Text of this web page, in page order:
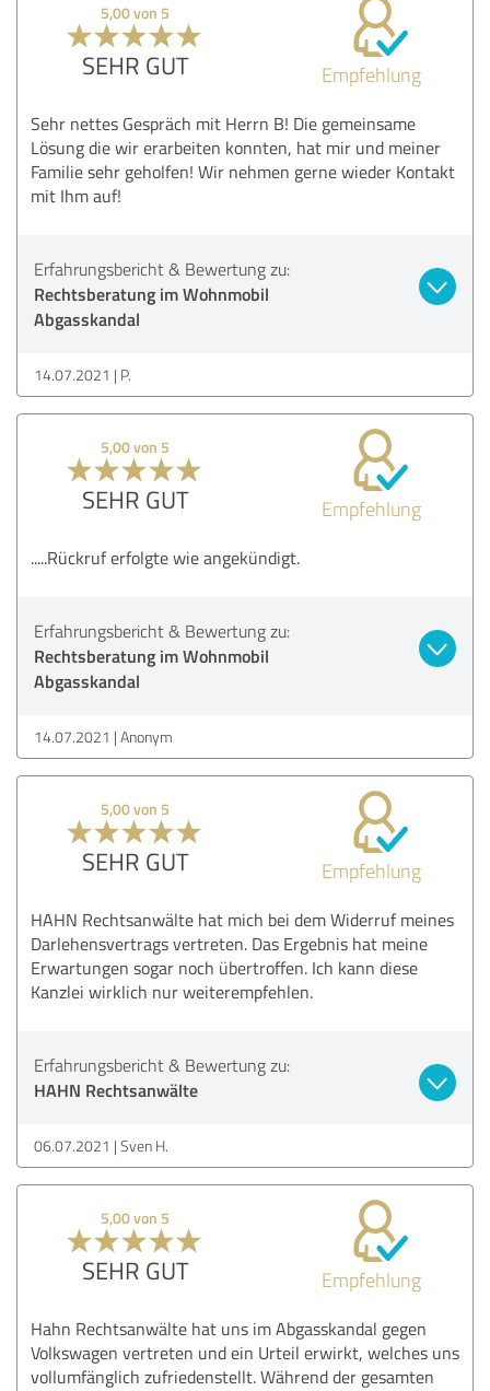
5,00 von 5
SEHR GUT Empfehlung
Sehr nettes Gespräch mit Herrn B! Die gemeinsame
Lösung die wir erarbeiten konnten, hat mir und meiner
Familie sehr geholfen! Wir nehmen gerne wieder Kontakt
mit Ihm auf!
Erfahrungsbericht & Bewertung zu:
Rechtsberatung im Wohnmobil
Abgasskandal
14.07.2021 P.
5,00 von 5
SEHR GUT Empfehlung
.....Rückruf erfolgte wie angekündigt.
Erfahrungsbericht & Bewertung zu:
Rechtsberatung im Wohnmobil
Abgasskandal
14.07.2021 Anonym
5,00 von 5
SEHR GUT Empfehlung
HAHN Rechtsanwälte hat mich bei dem Widerruf meines
Darlehensvertrags vertreten. Das Ergebnis hat meine
Erwartungen sogar noch übertroffen. Ich kann diese
Kanzlei wirklich nur weiterempfehlen.
Erfahrungsbericht & Bewertung zu:
HAHN Rechtsanwälte
06.07.2021 Sven H.
5,00 von 5
SEHR GUT Empfehlung
Hahn Rechtsanwälte hat uns im Abgasskandal gegen
Volkswagen vertreten und ein Urteil erwirkt, welches uns
vollumfänglich zufriedenstellt. Während der gesamten